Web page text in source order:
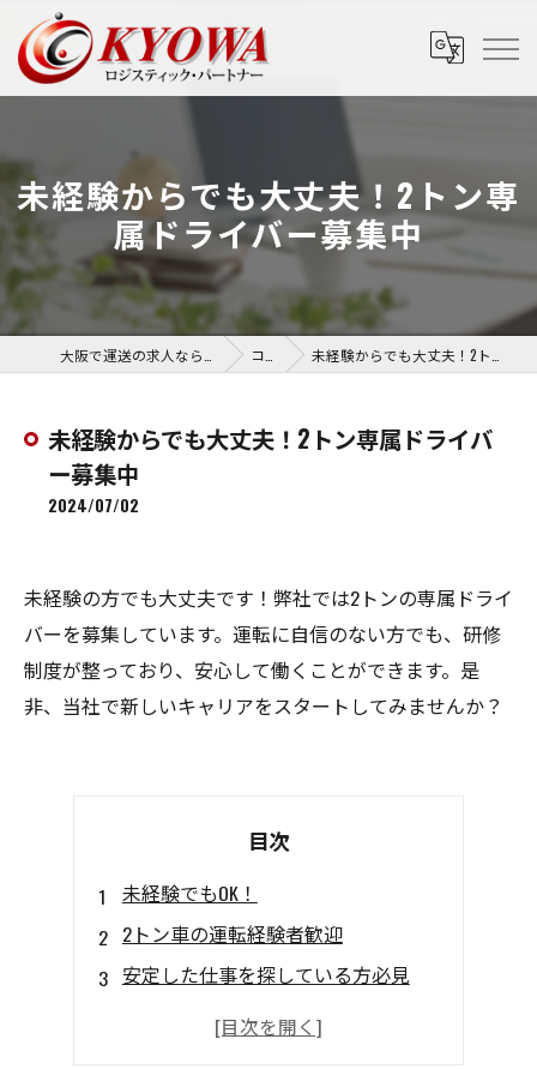
未経験からでも大丈夫！2トン専
属ドライバー募集中
コラム 未経験からでも大丈夫！2トン専属ドライバー募集中
未経験からでも大丈夫！2トン専属ドライバ
ー募集中
2024/07/02
未経験の方でも大丈夫です！弊社では2トンの専属ドライ
バーを募集しています。運転に自信のない方でも、研修
制度が整っており、安心して働くことができます。是
非、当社で新しいキャリアをスタートしてみませんか？
目次
未経験でもOK！
2トン車の運転経験者歓迎
安定した仕事を探している方必見
やる気のある方大歓迎！